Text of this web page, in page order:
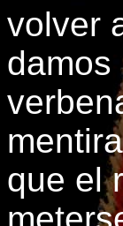
volver
damos
que el